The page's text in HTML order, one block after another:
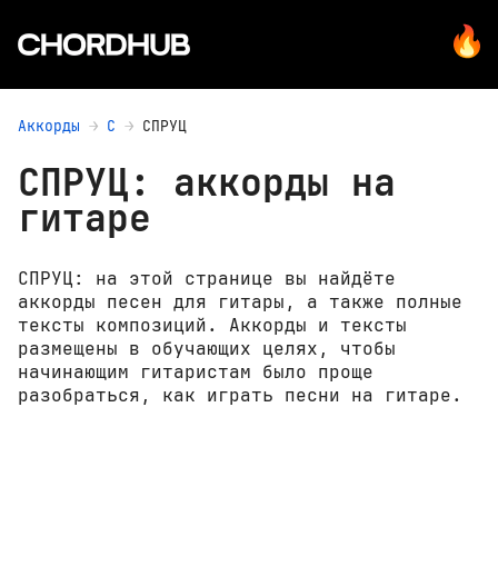
Аккорды С СПРУЦ
СПРУЦ: аккорды на
гитаре
СПРУЦ: на этой странице вы найдёте
аккорды песен для гитары, а также полные
тексты композиций. Аккорды и тексты
размещены в обучающих целях, чтобы
начинающим гитаристам было проще
разобраться, как играть песни на гитаре.